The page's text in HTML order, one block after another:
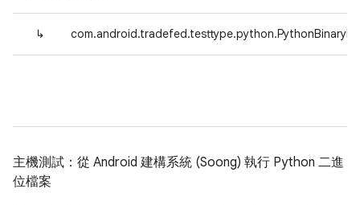
↳
主機測試：從 Android 建構系統 (Soong) 執行 Python 二進
位檔案